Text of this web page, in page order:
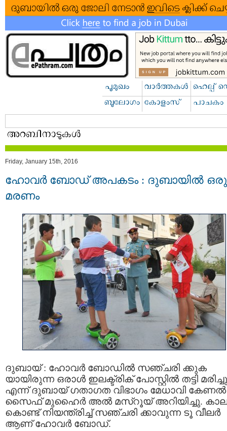
Friday, January 15th, 2016
ഹോവർ ബോഡ് അപകടം : ദുബായിൽ ഒരു
മരണം
ദുബായ് : ഹോവര്‍ ബോഡില്‍ സഞ്ചരി ക്കുക
യായിരുന്ന ഒരാള്‍ ഇലക്ട്രിക് പോസ്റ്റില്‍ തട്ടി മരിച്ചു
എന്ന് ദുബായ് ഗതാഗത വിഭാഗം മേധാവി കേണല്‍
സൈഫ് മുഹൈര്‍ അല്‍ മസ്‌റൂയ് അറിയിച്ചു.
കൊണ്ട് നിയന്ത്രിച്ച് സഞ്ചരി ക്കാവുന്ന ടൂ വീലർ
ആണ് ഹോവർ ബോഡ്.